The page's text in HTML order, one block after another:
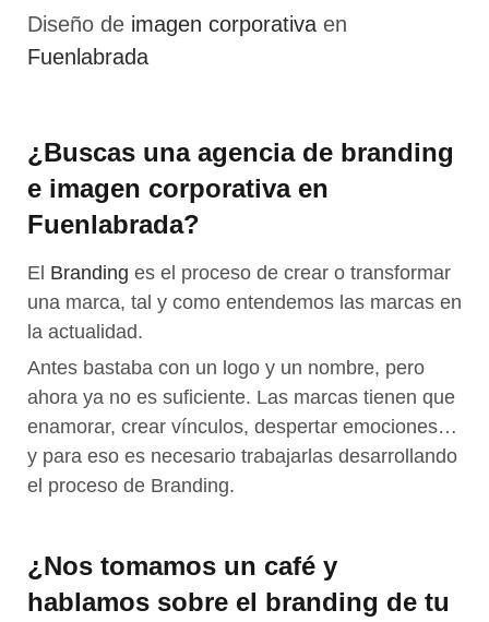
Diseño de imagen corporativa en
Fuenlabrada
¿Buscas una agencia de branding
e imagen corporativa en
Fuenlabrada?​
El Branding es el proceso de crear o transformar
una marca, tal y como entendemos las marcas en
la actualidad.
Antes bastaba con un logo y un nombre, pero
ahora ya no es suficiente. Las marcas tienen que
enamorar, crear vínculos, despertar emociones…
y para eso es necesario trabajarlas desarrollando
el proceso de Branding.
¿Nos tomamos un café y
hablamos sobre el branding de tu
cookies no
son
opcionales.